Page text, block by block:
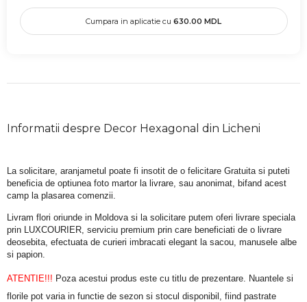
Cumpara in aplicatie cu 630.00 MDL
Informatii despre Decor Hexagonal din Licheni
La solicitare, aranjametul poate fi insotit de o felicitare Gratuita si puteti
beneficia de optiunea foto martor la livrare, sau anonimat, bifand acest
camp la plasarea comenzii.
Livram flori oriunde in Moldova si la solicitare putem oferi livrare speciala
prin LUXCOURIER, serviciu premium prin care beneficiati de o livrare
deosebita, efectuata de curieri imbracati elegant la sacou, manusele albe
si papion.
ATENTIE!!! Poza acestui produs este cu titlu de prezentare. Nuantele si
florile pot varia in functie de sezon si stocul disponibil, fiind pastrate